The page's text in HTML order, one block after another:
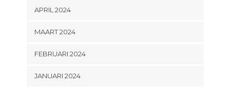
APRIL 2024
MAART 2024
FEBRUARI 2024
JANUARI 2024